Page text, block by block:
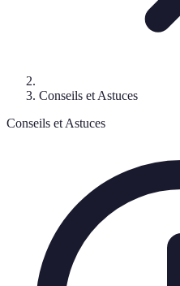
Conseils et Astuces
Conseils et Astuces